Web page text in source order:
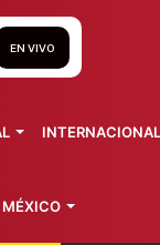
EN VIVO
INTERNACIONAL
MÉXICO